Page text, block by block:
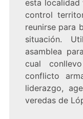
esta localidad
control
reunirse para
situación.
asamblea
cual
conflicto
liderazgo,
veredas de